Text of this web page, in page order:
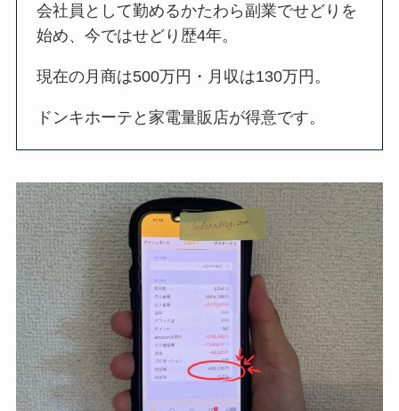
会社員として勤めるかたわら副業でせどりを
始め、今ではせどり歴4年。
現在の月商は500万円・月収は130万円。
ドンキホーテと家電量販店が得意です。